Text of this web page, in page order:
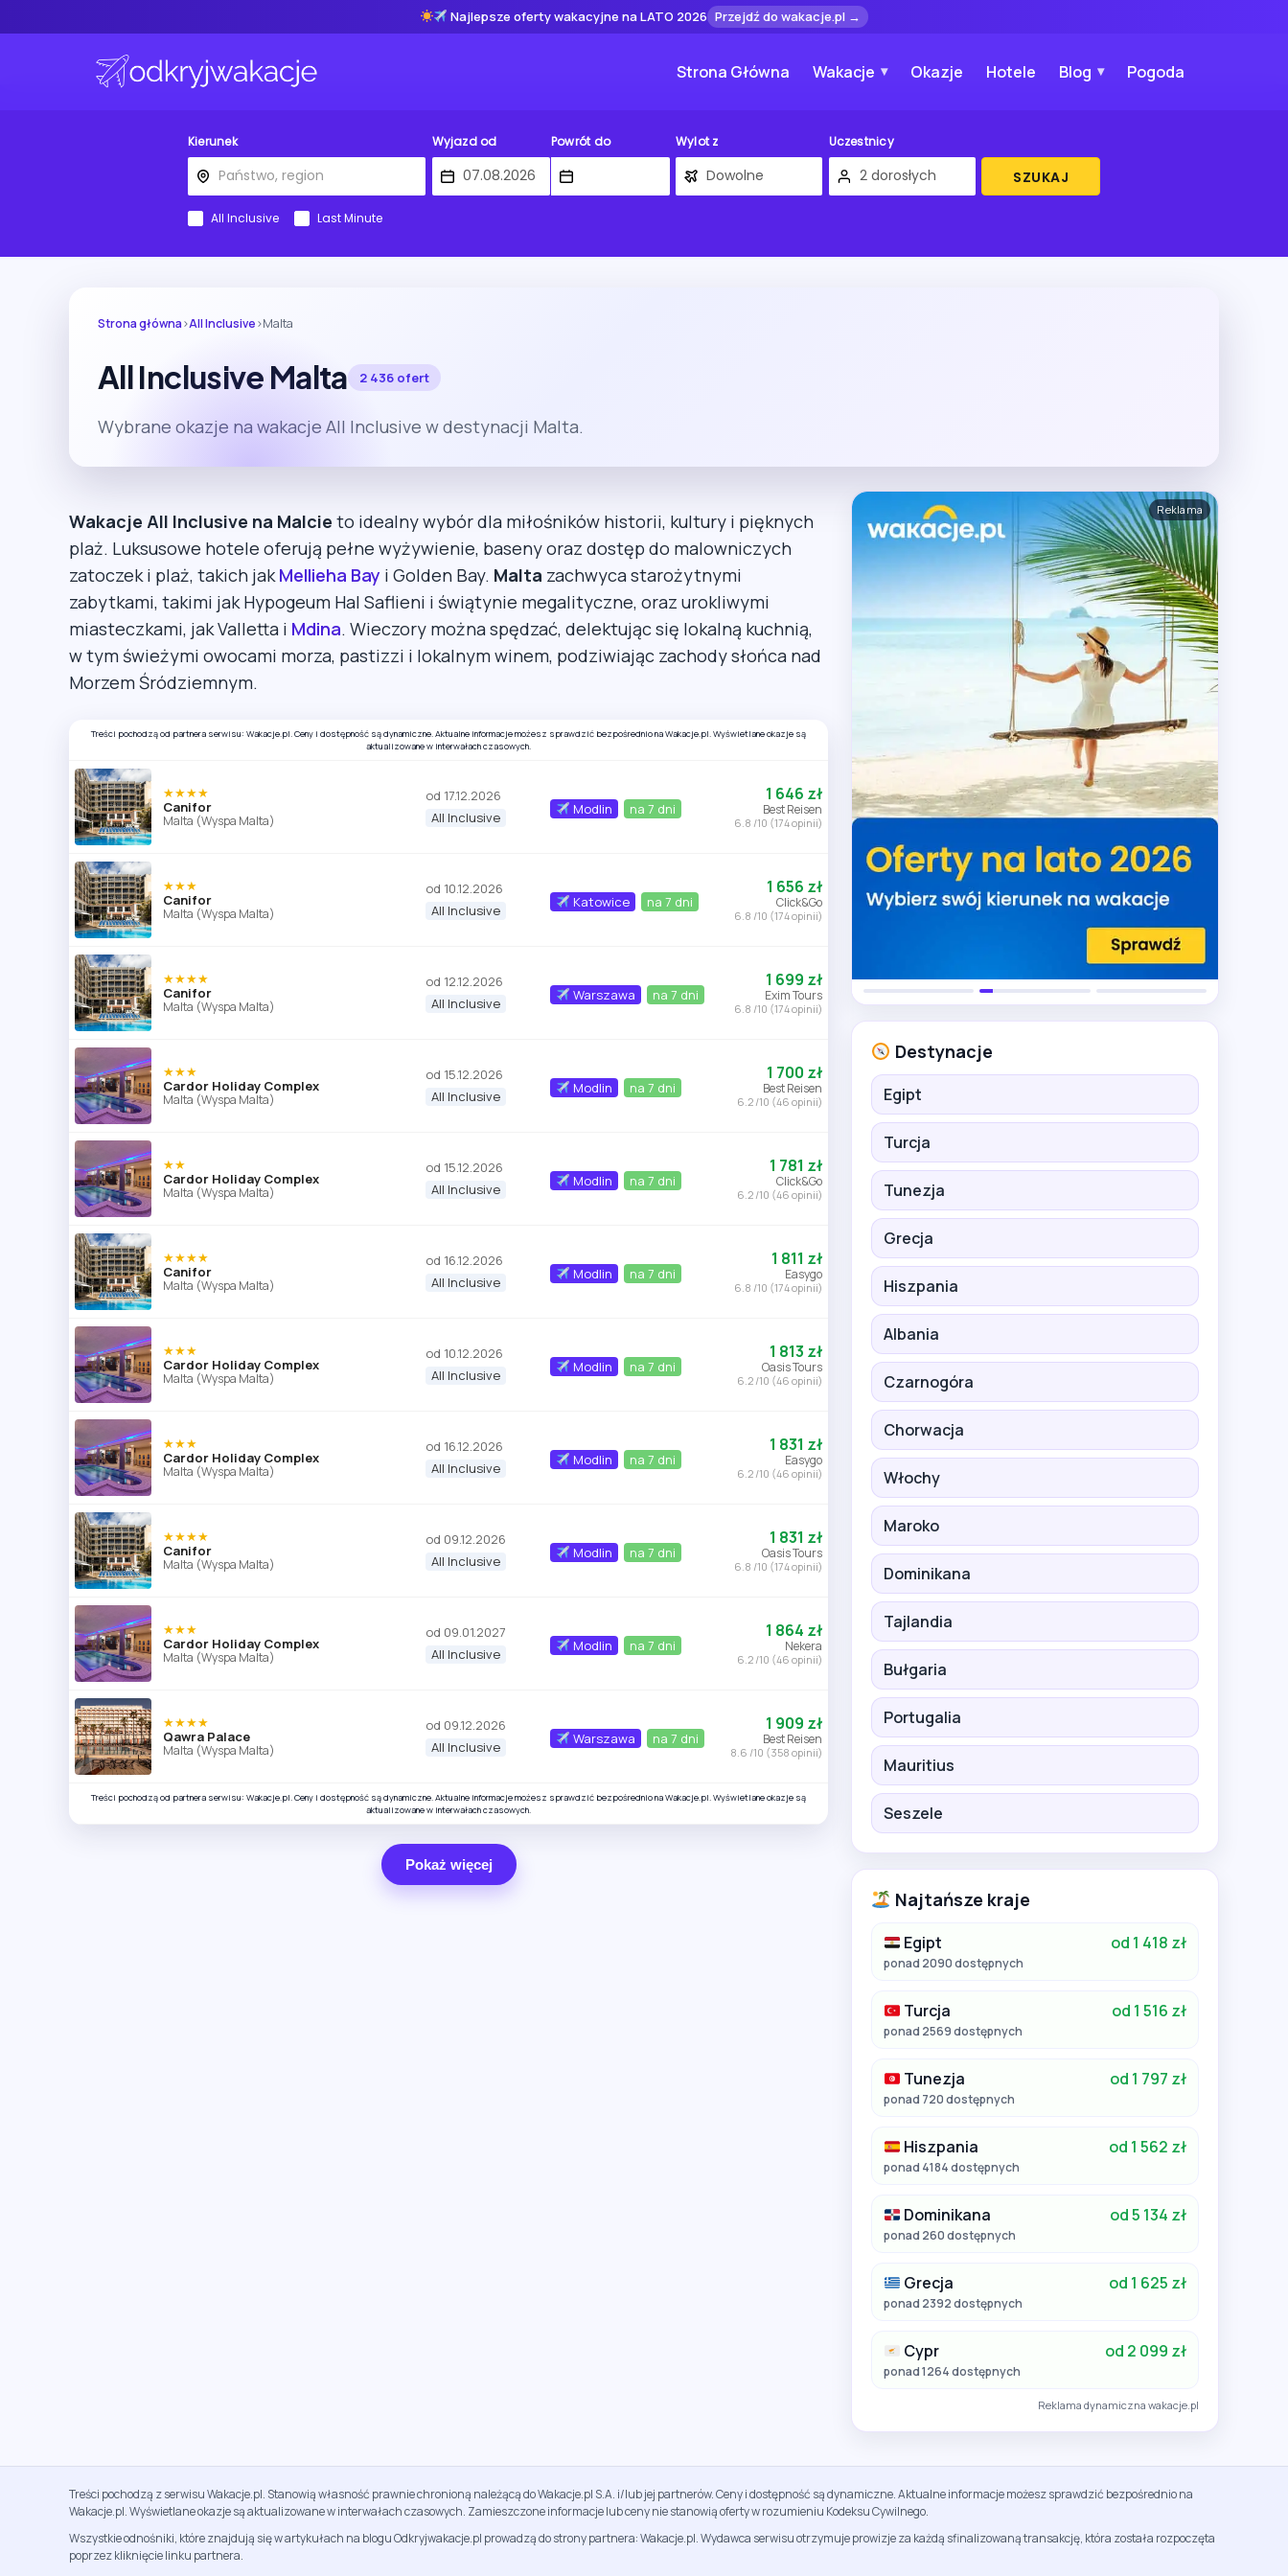
Najlepsze oferty wakacyjne na LATO 2026 Przejdź do wakacje.pl →
Strona Główna Wakacje Okazje Hotele Blog Pogoda
Kierunek Wyjazd od Powrót do Wylot z Uczestnicy
SZUKAJ
All Inclusive Last Minute
Strona główna›All Inclusive›Malta
All Inclusive Malta 2 436 ofert
Wybrane okazje na wakacje All Inclusive w destynacji Malta.
Wakacje All Inclusive na Malcie to idealny wybór dla miłośników historii, kultury i pięknych
plaż. Luksusowe hotele oferują pełne wyżywienie, baseny oraz dostęp do malowniczych
zatoczek i plaż, takich jak Mellieha Bay i Golden Bay. Malta zachwyca starożytnymi
zabytkami, takimi jak Hypogeum Hal Saflieni i świątynie megalityczne, oraz urokliwymi
miasteczkami, jak Valletta i Mdina. Wieczory można spędzać, delektując się lokalną kuchnią,
w tym świeżymi owocami morza, pastizzi i lokalnym winem, podziwiając zachody słońca nad
Morzem Śródziemnym.
Treści pochodzą od partnera serwisu: Wakacje.pl. Ceny i dostępność są dynamiczne. Aktualne informacje możesz sprawdzić bezpośrednio na Wakacje.pl. Wyświetlane okazje są
aktualizowane w interwałach czasowych.
★★★★
Canifor
Malta (Wyspa Malta)
od 17.12.2026
All Inclusive
Modlin na 7 dni
1 646 zł
Best Reisen
6.8 /10 (174 opinii)
★★★
Canifor
Malta (Wyspa Malta)
od 10.12.2026
All Inclusive
Katowice na 7 dni
1 656 zł
Click&Go
6.8 /10 (174 opinii)
★★★★
Canifor
Malta (Wyspa Malta)
od 12.12.2026
All Inclusive
Warszawa na 7 dni
1 699 zł
Exim Tours
6.8 /10 (174 opinii)
★★★
Cardor Holiday Complex
Malta (Wyspa Malta)
od 15.12.2026
All Inclusive
Modlin na 7 dni
1 700 zł
Best Reisen
6.2 /10 (46 opinii)
★★
Cardor Holiday Complex
Malta (Wyspa Malta)
od 15.12.2026
All Inclusive
Modlin na 7 dni
1 781 zł
Click&Go
6.2 /10 (46 opinii)
★★★★
Canifor
Malta (Wyspa Malta)
od 16.12.2026
All Inclusive
Modlin na 7 dni
1 811 zł
Easygo
6.8 /10 (174 opinii)
★★★
Cardor Holiday Complex
Malta (Wyspa Malta)
od 10.12.2026
All Inclusive
Modlin na 7 dni
1 813 zł
Oasis Tours
6.2 /10 (46 opinii)
★★★
Cardor Holiday Complex
Malta (Wyspa Malta)
od 16.12.2026
All Inclusive
Modlin na 7 dni
1 831 zł
Easygo
6.2 /10 (46 opinii)
★★★★
Canifor
Malta (Wyspa Malta)
od 09.12.2026
All Inclusive
Modlin na 7 dni
1 831 zł
Oasis Tours
6.8 /10 (174 opinii)
★★★
Cardor Holiday Complex
Malta (Wyspa Malta)
od 09.01.2027
All Inclusive
Modlin na 7 dni
1 864 zł
Nekera
6.2 /10 (46 opinii)
★★★★
Qawra Palace
Malta (Wyspa Malta)
od 09.12.2026
All Inclusive
Warszawa na 7 dni
1 909 zł
Best Reisen
8.6 /10 (358 opinii)
Treści pochodzą od partnera serwisu: Wakacje.pl. Ceny i dostępność są dynamiczne. Aktualne informacje możesz sprawdzić bezpośrednio na Wakacje.pl. Wyświetlane okazje są
aktualizowane w interwałach czasowych.
Pokaż więcej
Reklama
Destynacje
Egipt
Turcja
Tunezja
Grecja
Hiszpania
Albania
Czarnogóra
Chorwacja
Włochy
Maroko
Dominikana
Tajlandia
Bułgaria
Portugalia
Mauritius
Seszele
Najtańsze kraje
Egipt od 1 418 zł
ponad 2090 dostępnych
Turcja od 1 516 zł
ponad 2569 dostępnych
Tunezja od 1 797 zł
ponad 720 dostępnych
Hiszpania od 1 562 zł
ponad 4184 dostępnych
Dominikana od 5 134 zł
ponad 260 dostępnych
Grecja od 1 625 zł
ponad 2392 dostępnych
Cypr od 2 099 zł
ponad 1264 dostępnych
Reklama dynamiczna wakacje.pl
Treści pochodzą z serwisu Wakacje.pl. Stanowią własność prawnie chronioną należącą do Wakacje.pl S.A. i/lub jej partnerów. Ceny i dostępność są dynamiczne. Aktualne informacje możesz sprawdzić bezpośrednio na
Wakacje.pl. Wyświetlane okazje są aktualizowane w interwałach czasowych. Zamieszczone informacje lub ceny nie stanowią oferty w rozumieniu Kodeksu Cywilnego.
Wszystkie odnośniki, które znajdują się w artykułach na blogu Odkryjwakacje.pl prowadzą do strony partnera: Wakacje.pl. Wydawca serwisu otrzymuje prowizje za każdą sfinalizowaną transakcję, która została rozpoczęta
poprzez kliknięcie linku partnera.